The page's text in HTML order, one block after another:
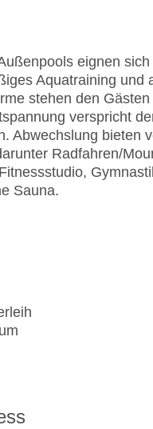
eignen
Aquatraining und
stehen den
verspricht
Abwechslung bieten
Radfahren/
Sauna.